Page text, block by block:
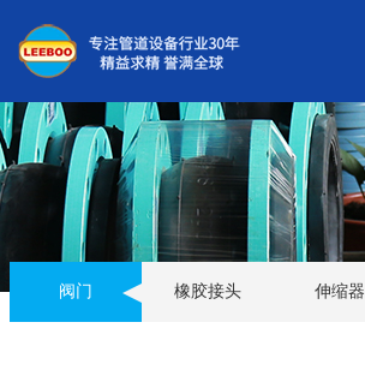
阀门 橡胶接头 伸缩器